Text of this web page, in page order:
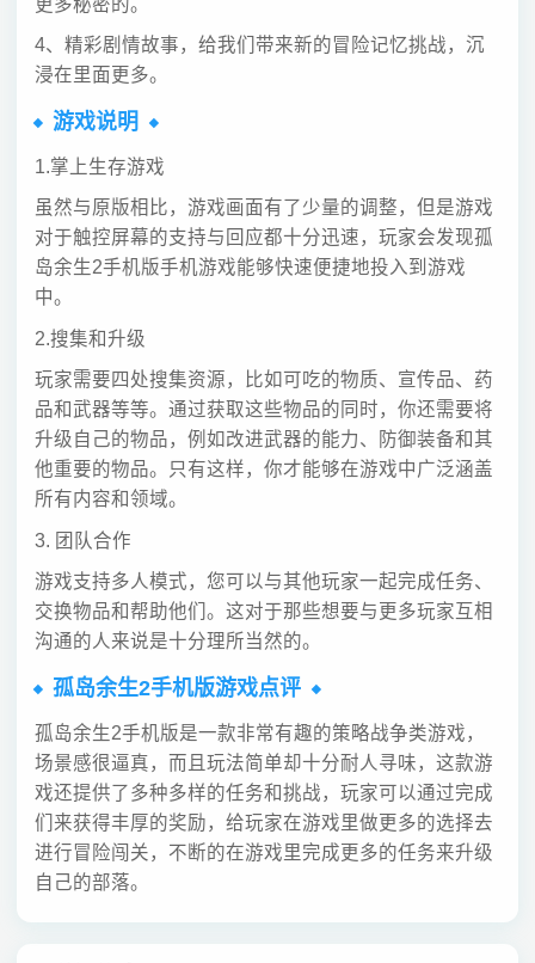
4、精彩剧情故事，给我们带来新的冒险记忆挑战，沉
浸在里面更多。
游戏说明
1.掌上生存游戏
虽然与原版相比，游戏画面有了少量的调整，但是游戏
对于触控屏幕的支持与回应都十分迅速，玩家会发现孤
岛余生2手机版手机游戏能够快速便捷地投入到游戏
中。
2.搜集和升级
玩家需要四处搜集资源，比如可吃的物质、宣传品、药
品和武器等等。通过获取这些物品的同时，你还需要将
升级自己的物品，例如改进武器的能力、防御装备和其
他重要的物品。只有这样，你才能够在游戏中广泛涵盖
所有内容和领域。
3. 团队合作
游戏支持多人模式，您可以与其他玩家一起完成任务、
交换物品和帮助他们。这对于那些想要与更多玩家互相
沟通的人来说是十分理所当然的。
孤岛余生2手机版游戏点评
孤岛余生2手机版是一款非常有趣的策略战争类游戏，
场景感很逼真，而且玩法简单却十分耐人寻味，这款游
戏还提供了多种多样的任务和挑战，玩家可以通过完成
们来获得丰厚的奖励，给玩家在游戏里做更多的选择去
进行冒险闯关，不断的在游戏里完成更多的任务来升级
自己的部落。